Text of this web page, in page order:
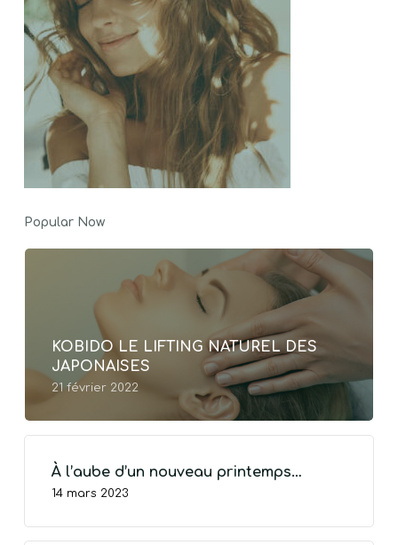
VOTRE PANIER EST VIDE.
Popular Now
KOBIDO LE LIFTING NATUREL DES
JAPONAISES
21 février 2022
À l’aube d’un nouveau printemps…
14 mars 2023